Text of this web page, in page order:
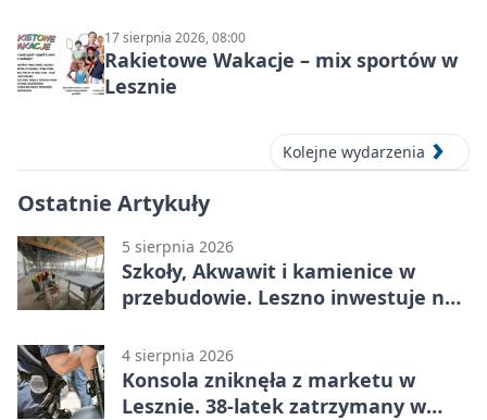
17 sierpnia 2026, 08:00
Rakietowe Wakacje – mix sportów w
Lesznie
Kolejne wydarzenia
Ostatnie Artykuły
5 sierpnia 2026
Szkoły, Akwawit i kamienice w
przebudowie. Leszno inwestuje na
4 sierpnia 2026
Konsola zniknęła z marketu w
Lesznie. 38-latek zatrzymany w